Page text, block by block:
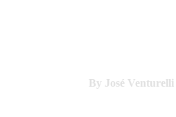
By José Venturelli